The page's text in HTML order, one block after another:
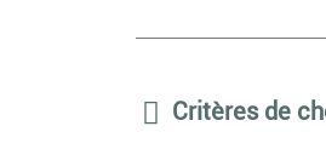
Critères de